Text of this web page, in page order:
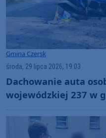
Gmina Czersk
środa, 29 lipca 2026, 19:03
Dachowanie auta
wojewódzkiej 237 w